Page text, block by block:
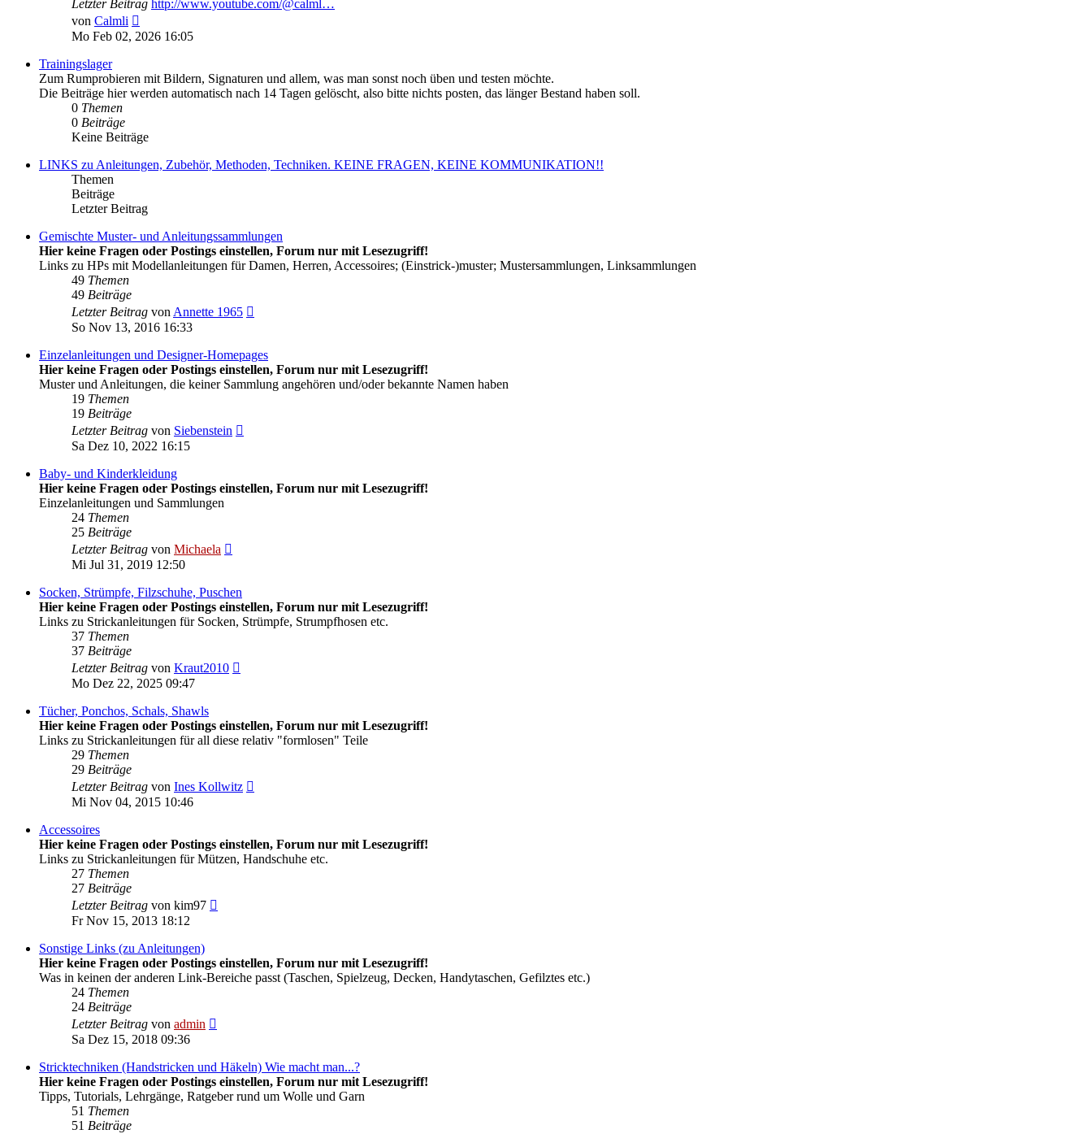
Letzter Beitrag http://www.youtube.com/@calml…
von Calmli
Beitrag
Mo Feb 02, 2026 16:05
Trainingslager
Zum Rumprobieren mit Bildern, Signaturen und allem, was man sonst noch üben und testen möchte.
Die Beiträge hier werden automatisch nach 14 Tagen gelöscht, also bitte nichts posten, das länger Bestand haben soll.
0 Themen
0 Beiträge
Keine Beiträge
LINKS zu Anleitungen, Zubehör, Methoden, Techniken. KEINE FRAGEN, KEINE KOMMUNIKATION!!
Themen
Beiträge
Letzter Beitrag
Gemischte Muster- und Anleitungssammlungen
Hier keine Fragen oder Postings einstellen, Forum nur mit Lesezugriff!
Links zu HPs mit Modellanleitungen für Damen, Herren, Accessoires; (Einstrick-)muster; Mustersammlungen, Linksammlungen
49 Themen
49 Beiträge
Letzter Beitrag vonAnnette 1965
So Nov 13, 2016 16:33
Einzelanleitungen und Designer-Homepages
Hier keine Fragen oder Postings einstellen, Forum nur mit Lesezugriff!
Muster und Anleitungen, die keiner Sammlung angehören und/oder bekannte Namen haben
19 Themen
19 Beiträge
Letzter Beitrag von Siebenstein
Sa Dez 10, 2022 16:15
Baby- und Kinderkleidung
Hier keine Fragen oder Postings einstellen, Forum nur mit Lesezugriff!
Einzelanleitungen und Sammlungen
24 Themen
25 Beiträge
Letzter Beitrag von Michaela
Mi Jul 31, 2019 12:50
Socken, Strümpfe, Filzschuhe, Puschen
Hier keine Fragen oder Postings einstellen, Forum nur mit Lesezugriff!
Links zu Strickanleitungen für Socken, Strümpfe, Strumpfhosen etc.
37 Themen
37 Beiträge
Letzter Beitrag von Kraut2010
Mo Dez 22, 2025 09:47
Tücher, Ponchos, Schals, Shawls
Hier keine Fragen oder Postings einstellen, Forum nur mit Lesezugriff!
Links zu Strickanleitungen für all diese relativ "formlosen" Teile
29 Themen
29 Beiträge
Letzter Beitrag von Ines Kollwitz
Mi Nov 04, 2015 10:46
Accessoires
Hier keine Fragen oder Postings einstellen, Forum nur mit Lesezugriff!
Links zu Strickanleitungen für Mützen, Handschuhe etc.
27 Themen
27 Beiträge
Letzter Beitrag von kim97
Fr Nov 15, 2013 18:12
Sonstige Links (zu Anleitungen)
Hier keine Fragen oder Postings einstellen, Forum nur mit Lesezugriff!
Was in keinen der anderen Link-Bereiche passt (Taschen, Spielzeug, Decken, Handytaschen, Gefilztes etc.)
24 Themen
24 Beiträge
Letzter Beitrag von admin
Sa Dez 15, 2018 09:36
Stricktechniken (Handstricken und Häkeln) Wie macht man...?
Hier keine Fragen oder Postings einstellen, Forum nur mit Lesezugriff!
Tipps, Tutorials, Lehrgänge, Ratgeber rund um Wolle und Garn
51 Themen
51 Beiträge